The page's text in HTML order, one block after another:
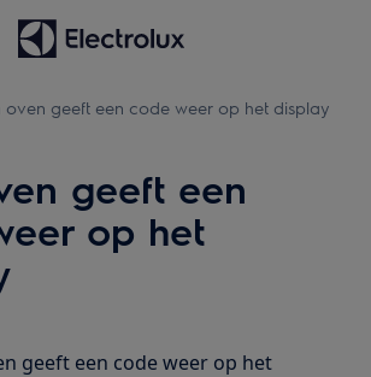
oven geeft een code weer op het display
geeft een
op het
geeft een code weer op het